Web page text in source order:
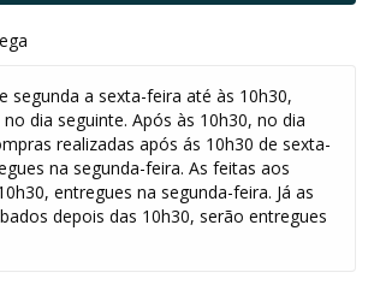
segunda a sexta-feira até às 10h30,
dia seguinte. Após às 10h30, no dia
realizadas após ás 10h30 de sexta-
na segunda-feira. As feitas aos
entregues na segunda-feira. Já as
depois das 10h30, serão entregues